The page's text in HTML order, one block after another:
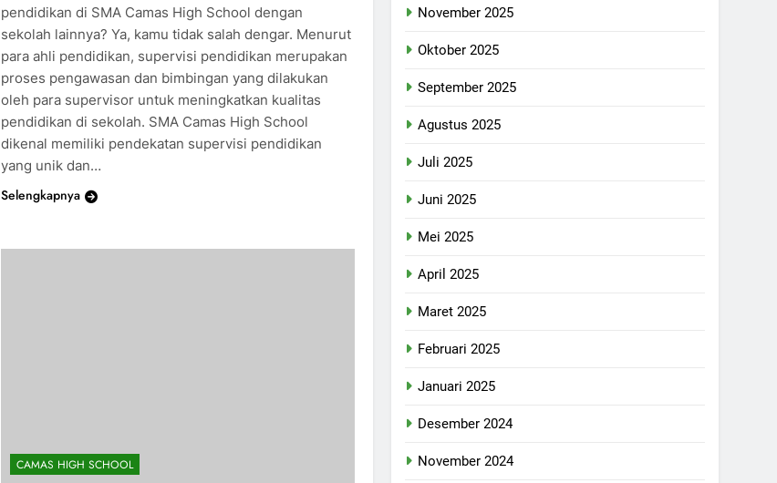
pendidikan di SMA Camas High School dengan
sekolah lainnya? Ya, kamu tidak salah dengar. Menurut
para ahli pendidikan, supervisi pendidikan merupakan
proses pengawasan dan bimbingan yang dilakukan
oleh para supervisor untuk meningkatkan kualitas
pendidikan di sekolah. SMA Camas High School
dikenal memiliki pendekatan supervisi pendidikan
yang unik dan…
Selengkapnya
CAMAS HIGH SCHOOL
November 2025
Oktober 2025
September 2025
Agustus 2025
Juli 2025
Juni 2025
Mei 2025
April 2025
Maret 2025
Februari 2025
Januari 2025
Desember 2024
November 2024